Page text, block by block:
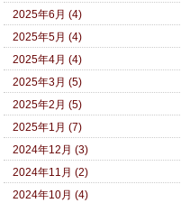
2025年6月 (4)
2025年5月 (4)
2025年4月 (4)
2025年3月 (5)
2025年2月 (5)
2025年1月 (7)
2024年12月 (3)
2024年11月 (2)
2024年10月 (4)